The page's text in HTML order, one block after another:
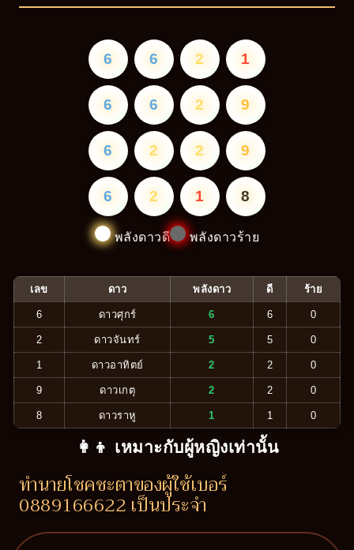
6 6 2 1
6 6 2 9
6 2 2 9
6 2 1 8
พลังดาวดี พลังดาวร้าย
เลข ดาว พลังดาว ดี ร้าย
6 ดาวศุกร์ 6 6 0
2 ดาวจันทร์ 5 5 0
1 ดาวอาทิตย์ 2 2 0
9 ดาวเกตุ 2 2 0
8 ดาวราหู 1 1 0
👩‍👦 เหมาะกับผู้หญิงเท่านั้น
ทำนายโชคชะตาของผู้ใช้เบอร์
0889166622 เป็นประจำ